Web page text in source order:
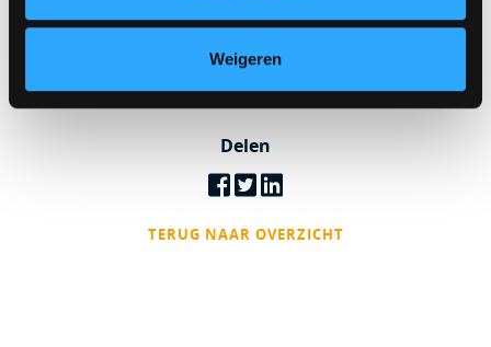
Weigeren
Delen
TERUG NAAR OVERZICHT